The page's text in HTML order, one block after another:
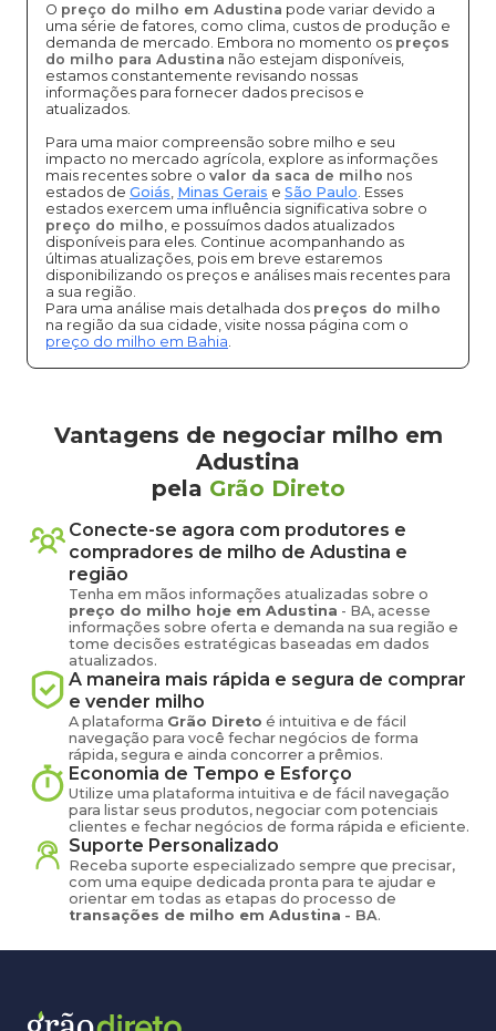
O preço do milho em Adustina pode variar devido a
uma série de fatores, como clima, custos de produção e
demanda de mercado. Embora no momento os preços
do milho para Adustina não estejam disponíveis,
estamos constantemente revisando nossas
informações para fornecer dados precisos e
atualizados.
Para uma maior compreensão sobre milho e seu
impacto no mercado agrícola, explore as informações
mais recentes sobre o valor da saca de milho nos
estados de Goiás, Minas Gerais e São Paulo. Esses
estados exercem uma influência significativa sobre o
preço do milho, e possuímos dados atualizados
disponíveis para eles. Continue acompanhando as
últimas atualizações, pois em breve estaremos
disponibilizando os preços e análises mais recentes para
a sua região.
Para uma análise mais detalhada dos preços do milho
na região da sua cidade, visite nossa página com o
preço do milho em Bahia.
Vantagens de negociar milho em
Adustina
pela Grão Direto
Conecte-se agora com produtores e
compradores de milho de Adustina e
região
Tenha em mãos informações atualizadas sobre o
preço do milho hoje em Adustina - BA, acesse
informações sobre oferta e demanda na sua região e
tome decisões estratégicas baseadas em dados
atualizados.
A maneira mais rápida e segura de comprar
e vender milho
A plataforma Grão Direto é intuitiva e de fácil
navegação para você fechar negócios de forma
rápida, segura e ainda concorrer a prêmios.
Economia de Tempo e Esforço
Utilize uma plataforma intuitiva e de fácil navegação
para listar seus produtos, negociar com potenciais
clientes e fechar negócios de forma rápida e eficiente.
Suporte Personalizado
Receba suporte especializado sempre que precisar,
com uma equipe dedicada pronta para te ajudar e
orientar em todas as etapas do processo de
transações de milho em Adustina - BA.